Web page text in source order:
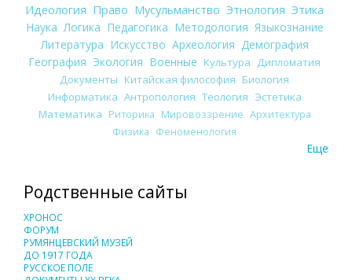
Идеология Право Мусульманство Этнология Этика
Наука Логика Педагогика Методология Языкознание
Литература Искусство Археология Демография
География Экология Военные Культура
Дипломатия
Документы Китайская философия Биология
Информатика Антропология Теология Эстетика
Математика Риторика Мировоззрение Архитектура
Физика Феноменология
Еще
Родственные сайты
ХРОНОС
ФОРУМ
РУМЯНЦЕВСКИЙ МУЗЕЙ
ДО 1917 ГОДА
РУССКОЕ ПОЛЕ